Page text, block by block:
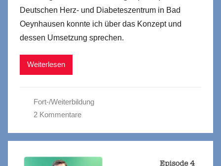
Deutschen Herz- und Diabeteszentrum in Bad
Oeynhausen konnte ich über das Konzept und
dessen Umsetzung sprechen.
Weiterlesen
Fort-/Weiterbildung
2 Kommentare